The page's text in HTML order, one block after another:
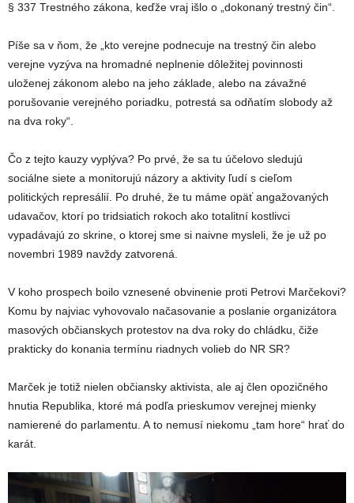
§ 337 Trestného zákona, keďže vraj išlo o „dokonaný trestný čin“.
Píše sa v ňom, že „kto verejne podnecuje na trestný čin alebo
verejne vyzýva na hromadné neplnenie dôležitej povinnosti
uloženej zákonom alebo na jeho základe, alebo na závažné
porušovanie verejného poriadku, potrestá sa odňatím slobody až
na dva roky“.
Čo z tejto kauzy vyplýva? Po prvé, že sa tu účelovo sledujú
sociálne siete a monitorujú názory a aktivity ľudí s cieľom
politických represálií. Po druhé, že tu máme opäť angažovaných
udavačov, ktorí po tridsiatich rokoch ako totalitní kostlivci
vypadávajú zo skrine, o ktorej sme si naivne mysleli, že je už po
novembri 1989 navždy zatvorená.
V koho prospech boilo vznesené obvinenie proti Petrovi Marčekovi?
Komu by najviac vyhovovalo načasovanie a poslanie organizátora
masových občianskych protestov na dva roky do chládku, čiže
prakticky do konania termínu riadnych volieb do NR SR?
Marček je totiž nielen občiansky aktivista, ale aj člen opozičného
hnutia Republika, ktoré má podľa prieskumov verejnej mienky
namierené do parlamentu. A to nemusí niekomu „tam hore“ hrať do
karát.